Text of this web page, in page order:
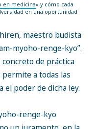
en medicina» y cómo cada
en una oportunidad
maestro budista
myoho-renge-kyo”.
de práctica
permite a todas las
el poder de dicha ley.
renge-kyo